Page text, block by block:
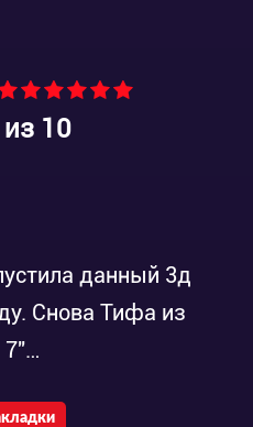
10
данный 3д
Снова Тифа из